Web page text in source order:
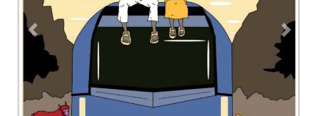
Contacto Directorio Aviso de privacidad
Copyright ©2026 Todos los derechos reservados | La Jornada